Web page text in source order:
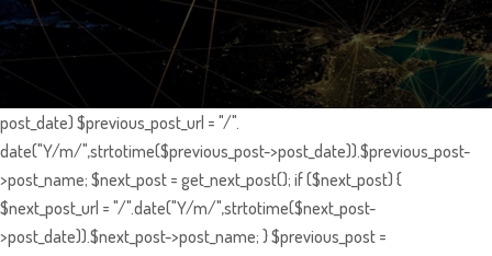
post_date) $previous_post_url = "/".
date("Y/m/",strtotime($previous_post->post_date)).$previous_post-
>post_name; $next_post = get_next_post(); if ($next_post) {
$next_post_url = "/".date("Y/m/",strtotime($next_post-
>post_date)).$next_post->post_name; } $previous_post =